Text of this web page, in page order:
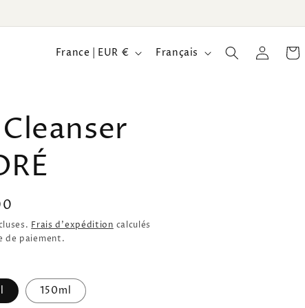
P
/
é
i
o
France | EUR € Français Connexion
Frais d'expédition calculés
de paiement.
150ml